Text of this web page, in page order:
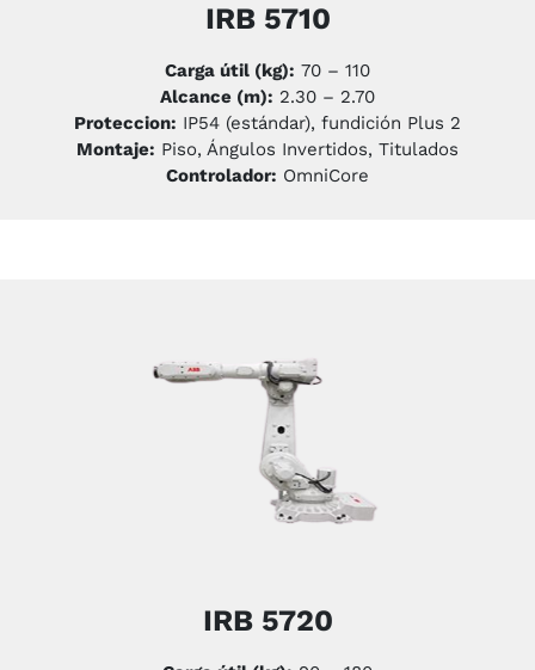
IRB 5710
Carga útil (kg): 70 – 110
Alcance (m): 2.30 – 2.70
Proteccion: IP54 (estándar), fundición Plus 2
Montaje: Piso, Ángulos Invertidos, Titulados
Controlador: OmniCore
IRB 5720